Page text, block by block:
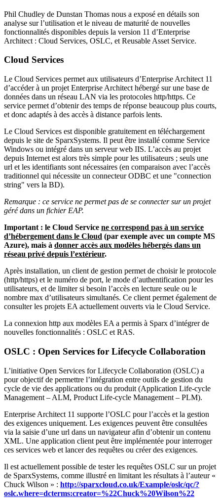
Phil Chudley de Dunstan Thomas nous a exposé en détails son
analyse sur l’utilisation et le niveau de maturité de nouvelles
fonctionnalités disponibles depuis la version 11 d’Enterprise
Architect : Cloud Services, OSLC, et Reusable Asset Service.
Cloud Services
Le Cloud Services permet aux utilisateurs d’Enterprise Architect 11
d’accéder à un projet Enterprise Architect hébergé sur une base de
données dans un réseau LAN via les protocoles http/https. Ce
service permet d’obtenir des temps de réponse beaucoup plus courts,
et donc adaptés à des accès à distance parfois lents.
Le Cloud Services est disponible gratuitement en téléchargement
depuis le site de SparxSystems. Il peut être installé comme Service
Windows ou intégré dans un serveur web IIS. L’accès au projet
depuis Internet est alors très simple pour les utilisateurs ; seuls une
url et les identifiants sont nécessaires (en comparaison avec l’accès
traditionnel qui nécessite un connecteur ODBC et une "connection
string" vers la BD).
Remarque : ce service ne permet pas de se connecter sur un projet
géré dans un fichier EAP.
Important : le Cloud Service ne correspond pas à un service
d’hébergement dans le Cloud (par exemple avec un compte MS
Azure), mais à donner accès aux modèles hébergés dans un
réseau privé depuis l’extérieur.
Après installation, un client de gestion permet de choisir le protocole
(http/https) et le numéro de port, le mode d’authentification pour les
utilisateurs, et de limiter si besoin l’accès en lecture seule ou le
nombre max d’utilisateurs simultanés. Ce client permet également de
consulter les projets EA actuellement ouverts via le Cloud Service.
La connexion http aux modèles EA a permis à Sparx d’intégrer de
nouvelles fonctionnalités : OSLC et RAS.
OSLC : Open Services for Lifecycle Collaboration
L’initiative Open Services for Lifecycle Collaboration (OSLC) a
pour objectif de permettre l’intégration entre outils de gestion du
cycle de vie des applications ou du produit (Application Life-cycle
Management – ALM, Product Life-cycle Management – PLM).
Enterprise Architect 11 supporte l’OSLC pour l’accès et la gestion
des exigences uniquement. Les exigences peuvent être consultées
via la saisie d’une url dans un navigateur afin d’obtenir un contenu
XML. Une application client peut être implémentée pour interroger
ces services web et lancer des requêtes ou créer des exigences.
Il est actuellement possible de tester les requêtes OSLC sur un projet
de SparxSystems, comme illustré en limitant les résultats à l’auteur «
Chuck Wilson » : http://sparxcloud.co.uk/Example/oslc/qc/?
oslc.where=dcterms:creator=%22Chuck%20Wilson%22